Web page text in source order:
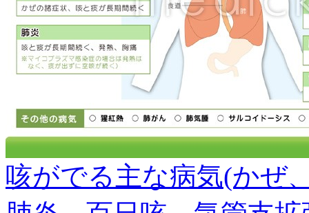
咳がでる主な病気(かぜ